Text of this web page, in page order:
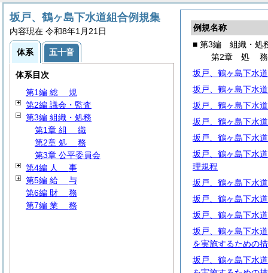
例規名称
■ 第3編 組織・処
第2章 処務
坂戸、鶴ヶ島下水
坂戸、鶴ヶ島下水
坂戸、鶴ヶ島下水
坂戸、鶴ヶ島下水
坂戸、鶴ヶ島下水
坂戸、鶴ヶ島下水
理規程
坂戸、鶴ヶ島下水
坂戸、鶴ヶ島下水
坂戸、鶴ヶ島下水
坂戸、鶴ヶ島下水
を実施するための
坂戸、鶴ヶ島下水
坂戸、鶴ヶ島下水道組合例規集
内容現在 令和8年1月21日
体系 五十音
体系目次
第1編 総 規
第2編 議会・監査
第3編 組織・処務
第1章 組 織
第2章 処 務
第3章 公平委員会
第4編 人 事
第5編 給 与
第6編 財 務
第7編 業 務